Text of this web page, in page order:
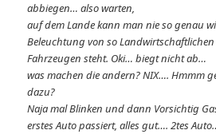
abbiegen… also warten,
auf dem Lande kann man nie so genau
Beleuchtung von so Landwirtschaftlichen
Fahrzeugen steht. Oki… biegt nicht ab…
was machen die andern? NIX…. Hmmm
dazu?
Naja mal Blinken und dann Vorsichtig
erstes Auto passiert, alles gut…. 2tes